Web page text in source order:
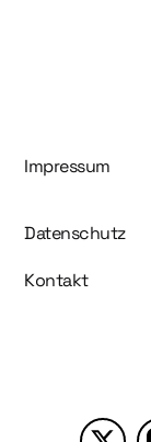
Impressum
Datenschutz
Kontakt